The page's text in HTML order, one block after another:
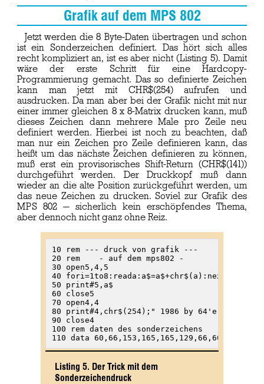
Grafik auf dem MPS 802
Jetzt werden die 8 Byte-Daten übertragen und schon
ist ein Sonderzeichen definiert. Das hört sich alles
recht kompliziert an, ist es aber nicht (Listing 5). Damit
wäre der erste Schritt für eine Hardcopy-
Programmierung gemacht. Das so definierte Zeichen
kann man jetzt mit CHR$(254) aufrufen und
ausdrucken. Da man aber bei der Grafik nicht mit nur
einer immer gleichen 8 x 8-Matrix drucken kann, muß
dieses Zeichen dann mehrere Male pro Zeile neu
definiert werden. Hierbei ist noch zu beachten, daß
man nur ein Zeichen pro Zeile definieren kann, das
heißt um das nächste Zeichen definieren zu können,
muß erst ein provisorisches Shift-Return (CHR$(141))
durchgeführt werden. Der Druckkopf muß dann
wieder an die alte Position zurückgeführt werden, um
das neue Zeichen zu drucken. Soviel zur Grafik des
MPS 802 — sicherlich kein erschöpfendes Thema,
aber dennoch nicht ganz ohne Reiz.
10 rem --- druck von grafik ---
20 rem    - auf dem mps802 -
30 open5,4,5
40 fori=1to8:reada:a$=a$+chr$(a):next
50 print#5,a$
60 close5
70 open4,4
80 print#4,chr$(254);" 1986 by 64'er"
90 close4
100 rem daten des sonderzeichens
110 data 60,66,153,165,165,129,66,60
Listing 5. Der Trick mit dem
Sonderzeichendruck